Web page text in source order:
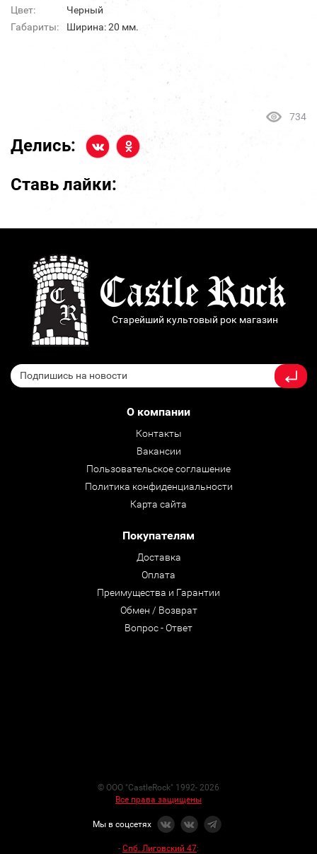
Цвет:
Черный
Габариты:
Ширина: 20 мм.
734
Делись:
Ставь лайки:
Старейший культовый рок магазин
О компании
Контакты
Вакансии
Пользовательское соглашение
Политика конфиденциальности
Карта сайта
Покупателям
Доставка
Оплата
Преимущества и Гарантии
Обмен / Возврат
Вопрос - Ответ
© ООО "CastleRock" 1992- 2026
Все права защищены
Мы в соцсетях
- Спб. Лиговский 47: